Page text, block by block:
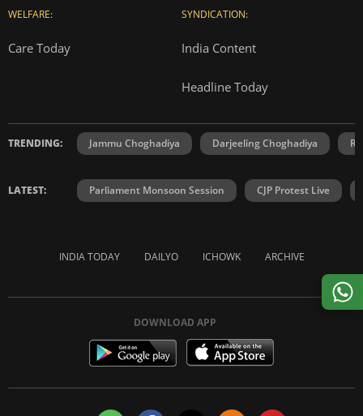
WELFARE:
Care Today
SYNDICATION:
India Content
Headline Today
TRENDING: Jammu Choghadiya Darjeeling Choghadiya
LATEST: Parliament Monsoon Session CJP Protest Live
INDIA TODAY DAILYO ICHOWK ARCHIVE
DOWNLOAD APP